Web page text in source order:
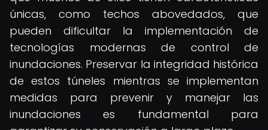
únicas, como techos abovedados, que
pueden dificultar la implementación de
tecnologías modernas de control de
inundaciones. Preservar la integridad histórica
de estos túneles mientras se implementan
medidas para prevenir y manejar las
inundaciones es fundamental para